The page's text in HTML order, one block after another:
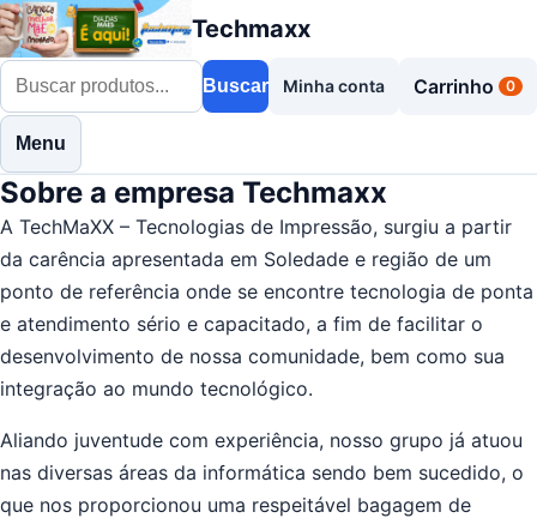
Techmaxx
Buscar Minha conta Carrinho 0
Menu
Sobre a empresa Techmaxx
A TechMaXX – Tecnologias de Impressão, surgiu a partir
da carência apresentada em Soledade e região de um
ponto de referência onde se encontre tecnologia de ponta
e atendimento sério e capacitado, a fim de facilitar o
desenvolvimento de nossa comunidade, bem como sua
integração ao mundo tecnológico.
Aliando juventude com experiência, nosso grupo já atuou
nas diversas áreas da informática sendo bem sucedido, o
que nos proporcionou uma respeitável bagagem de